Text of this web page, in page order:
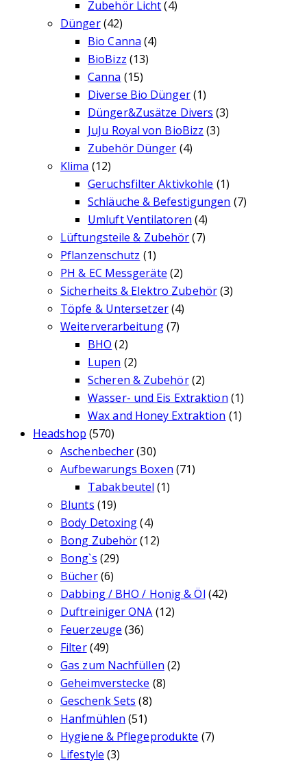
Zubehör Licht (4)
Dünger(42)
Bio Canna (4)
BioBizz (13)
Canna (15)
Diverse Bio Dünger(1)
Dünger&Zusätze Divers (3)
JuJu Royal von BioBizz (3)
Zubehör Dünger (4)
Klima (12)
Geruchsfilter Aktivkohle (1)
Schläuche & Befestigungen (7)
Umluft Ventilatoren (4)
Lüftungsteile & Zubehör (7)
Pflanzenschutz (1)
PH & EC Messgeräte (2)
Sicherheits & Elektro Zubehör(3)
Töpfe & Untersetzer(4)
Weiterverarbeitung(7)
BHO (2)
Lupen (2)
Scheren & Zubehör(2)
Wasser- und Eis Extraktion (1)
Wax and Honey Extraktion (1)
Headshop (570)
Aschenbecher(30)
Aufbewarungs Boxen (71)
Tabakbeutel (1)
Blunts (19)
Body Detoxing (4)
Bong Zubehör(12)
Bong`s (29)
Bücher(6)
Dabbing / BHO / Honig & Öl (42)
Duftreiniger ONA (12)
Feuerzeuge (36)
Filter(49)
Gas zum Nachfüllen (2)
Geheimverstecke (8)
Geschenk Sets (8)
Hanfmühlen (51)
Hygiene & Pflegeprodukte (7)
Lifestyle (3)